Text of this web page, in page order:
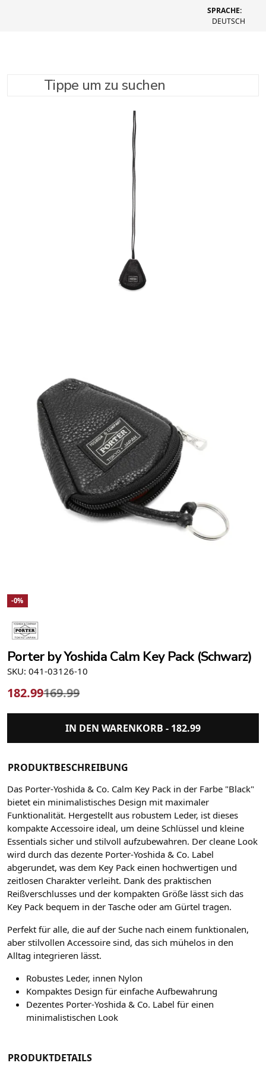
SPRACHE:
DEUTSCH
Tippe um zu suchen
-0%
Porter by Yoshida Calm Key Pack (Schwarz)
SKU: 041-03126-10
182.99169.99
IN DEN WARENKORB - 182.99
PRODUKTBESCHREIBUNG
Das Porter-Yoshida & Co. Calm Key Pack in der Farbe "Black"
bietet ein minimalistisches Design mit maximaler
Funktionalität. Hergestellt aus robustem Leder, ist dieses
kompakte Accessoire ideal, um deine Schlüssel und kleine
Essentials sicher und stilvoll aufzubewahren. Der cleane Look
wird durch das dezente Porter-Yoshida & Co. Label
abgerundet, was dem Key Pack einen hochwertigen und
zeitlosen Charakter verleiht. Dank des praktischen
Reißverschlusses und der kompakten Größe lässt sich das
Key Pack bequem in der Tasche oder am Gürtel tragen.
Perfekt für alle, die auf der Suche nach einem funktionalen,
aber stilvollen Accessoire sind, das sich mühelos in den
Alltag integrieren lässt.
Robustes Leder, innen Nylon
Kompaktes Design für einfache Aufbewahrung
Dezentes Porter-Yoshida & Co. Label für einen
minimalistischen Look
PRODUKTDETAILS